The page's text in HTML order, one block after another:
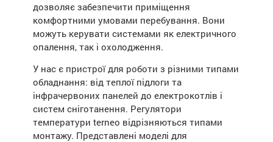
дозволяє забезпечити приміщення
комфортними умовами перебування. Вони
можуть керувати системами як електричного
опалення, так і охолодження.
У нас є пристрої для роботи з різними типами
обладнання: від теплої підлоги та
інфрачервоних панелей до електрокотлів і
систем сніготанення. Регулятори
температури terneo відрізняються типами
монтажу. Представлені моделі для